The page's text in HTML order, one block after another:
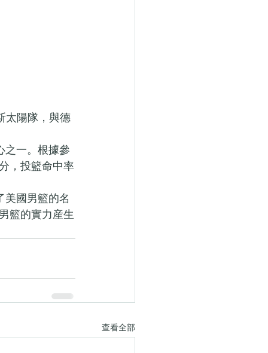
太陽隊，與德
之一。根據參
，投籃命中率
美國男籃的名
籃的實力産生
查看全部